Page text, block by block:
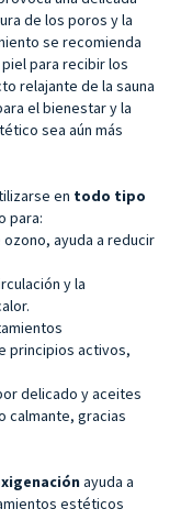
de los poros y la
se recomienda
para recibir los
relajante de la sauna
el bienestar y la
sea aún más
en todo tipo
para:
ozono, ayuda a reducir
y la
principios activos,
delicado y aceites
calmante, gracias
ayuda a
estéticos